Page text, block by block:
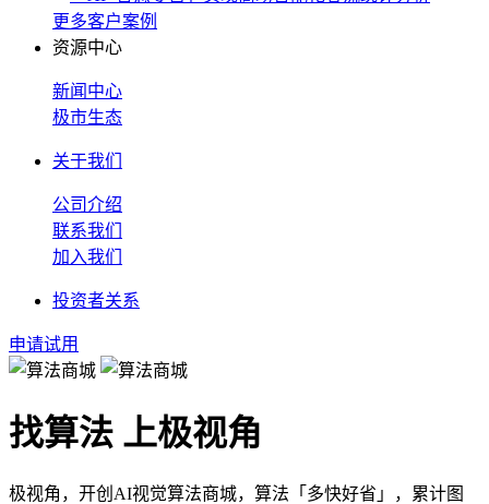
更多客户案例
资源中心
新闻中心
极市生态
关于我们
公司介绍
联系我们
加入我们
投资者关系
申请试用
找算法 上极视角
极视角，开创AI视觉算法商城，算法「多快好省」，累计图